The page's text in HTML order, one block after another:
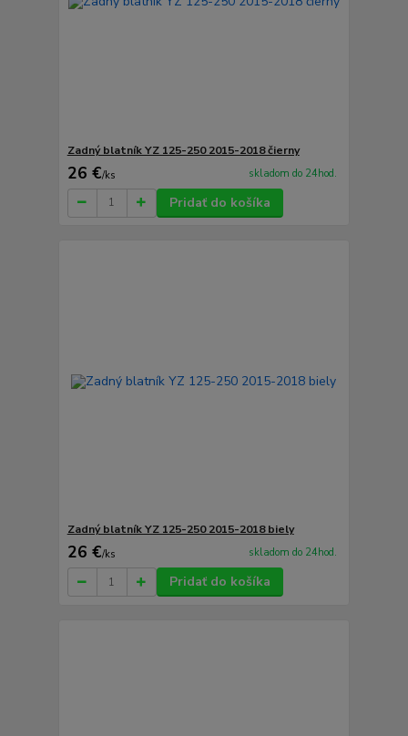
Zadný blatník YZ 125-250 2015-2018 čierny
26 €/ks skladom do 24hod.
Pridať do košíka
Zadný blatník YZ 125-250 2015-2018 biely
26 €/ks skladom do 24hod.
Pridať do košíka